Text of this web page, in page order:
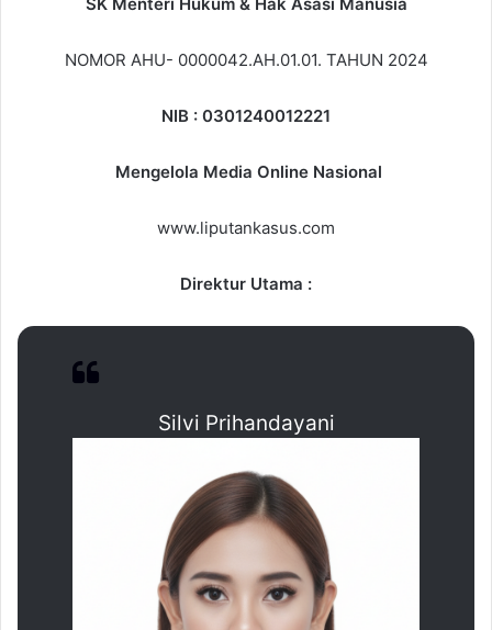
NOMOR AHU- 0000042.AH.01.01. TAHUN 2024
NIB : 0301240012221
Mengelola Media Online Nasional
www.liputankasus.com
Direktur Utama :
Silvi Prihandayani